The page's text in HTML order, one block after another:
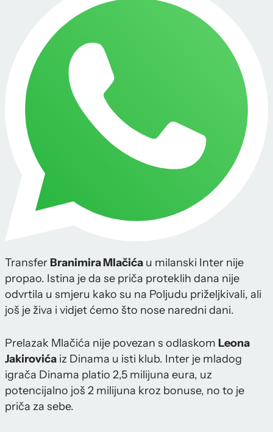
Transfer Branimira Mlačića u milanski Inter nije
propao. Istina je da se priča proteklih dana nije
odvrtila u smjeru kako su na Poljudu priželjkivali, ali
još je živa i vidjet ćemo što nose naredni dani.
Prelazak Mlačića nije povezan s odlaskom Leona
Jakirovića iz Dinama u isti klub. Inter je mladog
igrača Dinama platio 2,5 milijuna eura, uz
potencijalno još 2 milijuna kroz bonuse, no to je
priča za sebe.